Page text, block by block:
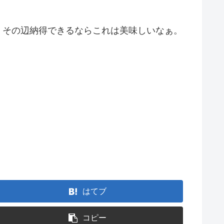
の辺納得できるならこれは美味しいなぁ。
はてブ
コピー